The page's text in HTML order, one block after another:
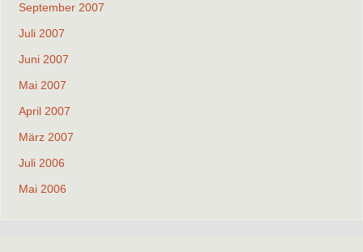
September 2007
Juli 2007
Juni 2007
Mai 2007
April 2007
März 2007
Juli 2006
Mai 2006